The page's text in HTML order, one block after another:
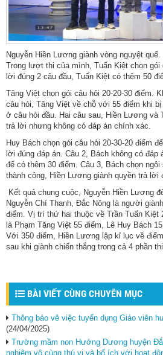
Nguyễn Hiền Lương giành vòng nguyệt quế.
Trong lượt thi của mình, Tuấn Kiệt chọn gói
lời đúng 2 câu đầu, Tuấn Kiệt có thêm 50
Tăng Việt chọn gói câu hỏi 20-20-30 điểm.
câu hỏi, Tăng Việt về chỗ với 55 điểm khi
ở câu hỏi đầu. Hai câu sau, Hiền Lương và
trả lời nhưng không có đáp án chính xác.
Huy Bách chọn gói câu hỏi 20-30-20 điểm
lời đúng đáp án. Câu 2, Bách không có
để có thêm 30 điểm. Câu 3, Bách chọn
thành công, Hiền Lương giành quyền trả lời
Kết quả chung cuộc, Nguyễn Hiền Lương
Nguyễn Chí Thanh, Đắc Nông là người
điểm. Vị trí thứ hai thuộc về Trần Tuấn Kiệt
là Phạm Tăng Việt 55 điểm, Lê Huy Bách 15
Với 350 điểm, Hiền Lương lập kỉ lục về
sau khi giành chiến thắng trong cả 4 phần thi.
BÀI VIẾT CÙNG CHUYÊN MỤC
Thông báo vê việc tuyển dụng Giáo viên
(24/04/2025)
Trường mầm non Hướng Dương huyện
nghiệm vô cùng thú vị và bổ ích với hoạt